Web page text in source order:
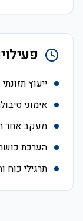
ייעוץ
אימוני
מעקב אחר
הערכת
תרגילי כוח